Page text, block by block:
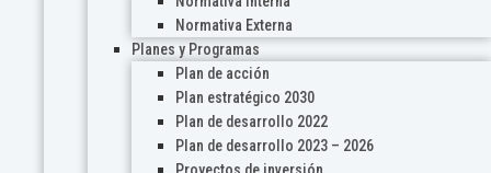
Normativa Externa
Planes y Programas
Plan de acción
Plan estratégico 2030
Plan de desarrollo 2022
Plan de desarrollo 2023 – 2026